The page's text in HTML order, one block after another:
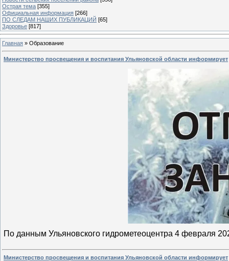
Острая тема [355]
Официальная информация [266]
ПО СЛЕДАМ НАШИХ ПУБЛИКАЦИЙ [65]
Здоровье [817]
Главная » Образование
Министерство просвещения и воспитания Ульяновской области информирует
По данным Ульяновского гидрометеоцентра 4 февраля
Министерство просвещения и воспитания Ульяновской области информирует